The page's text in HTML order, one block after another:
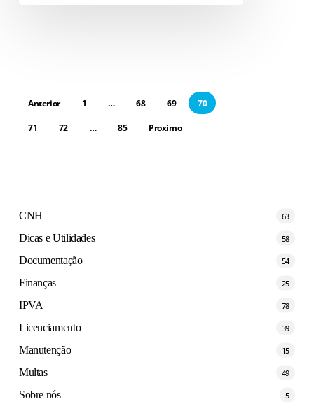
Anterior 1 … 68 69 70
71 72 … 85 Proximo
CNH 63
Dicas e Utilidades 58
Documentação 54
Finanças 25
IPVA 78
Licenciamento 39
Manutenção 15
Multas 49
Sobre nós 5